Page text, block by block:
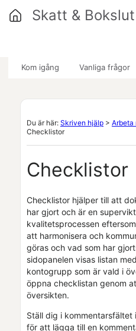
Kom igång Vanliga frågor
Skatt & Bokslut
Du är här: Skriven hjälp > Arbeta
Checklistor
Checklistor
Checklistor hjälper till att
har gjort och är en
kvalitetsprocessen
att harmonisera och
göras och vad som har
sidopanelen visas listan
kontogrupp som är vald i
öppna checklistan genom
översikten.
Ställ dig i kommentarsfältet
för att lägga till en